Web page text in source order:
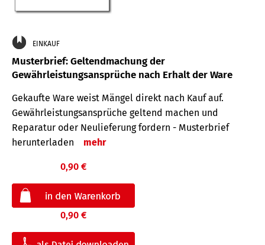
EINKAUF
Musterbrief: Geltendmachung der
Gewährleistungsansprüche nach Erhalt der Ware
Gekaufte Ware weist Mängel direkt nach Kauf auf.
Gewährleistungsansprüche geltend machen und
Reparatur oder Neulieferung fordern - Musterbrief
herunterladen
mehr
0,90 €
0,90 €